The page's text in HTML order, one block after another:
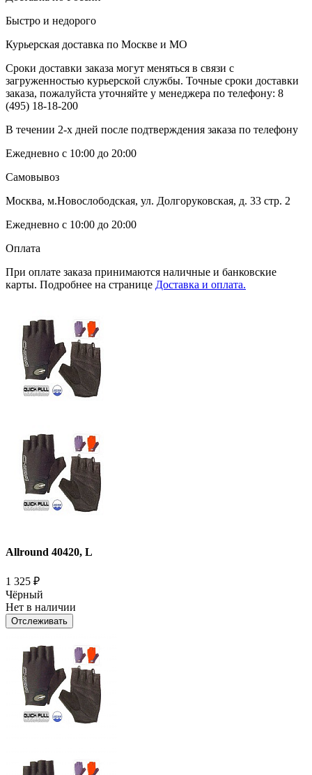
Быстро и недорого
Курьерская доставка по Москве и МО
Сроки доставки заказа могут меняться в связи с
загруженностью курьерской службы. Точные сроки доставки
заказа, пожалуйста уточняйте у менеджера по телефону: 8
(495) 18-18-200
В течении 2-х дней после подтверждения заказа по телефону
Ежедневно с 10:00 до 20:00
Самовывоз
Москва, м.Новослободская, ул. Долгоруковская, д. 33 стр. 2
Ежедневно с 10:00 до 20:00
Оплата
При оплате заказа принимаются наличные и банковские
карты. Подробнее на странице Доставка и оплата.
Allround 40420, L
1 325 ₽
Чёрный
Нет в наличии
Отслеживать